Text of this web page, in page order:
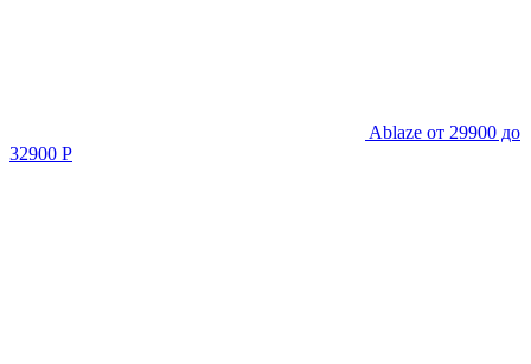
Ablaze от 29900 до
32900 Р